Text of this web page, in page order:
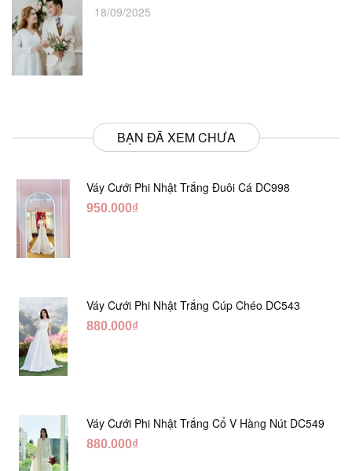
18/09/2025
BẠN ĐÃ XEM CHƯA
Váy Cưới Phi Nhật Trắng Đuôi Cá DC998
950.000₫
Váy Cưới Phi Nhật Trắng Cúp Chéo DC543
880.000₫
Váy Cưới Phi Nhật Trắng Cổ V Hàng Nút DC549
880.000₫